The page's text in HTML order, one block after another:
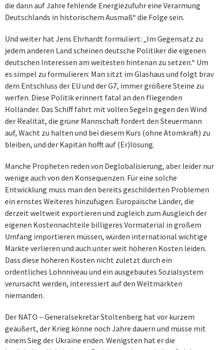
die dann auf Jahre fehlende Energiezufuhr eine Verarmung
Deutschlands in historischem Ausmaß“ die Folge sein.
Und weiter hat Jens Ehrhardt formuliert: „Im Gegensatz zu
jedem anderen Land scheinen deutsche Politiker die eigenen
deutschen Interessen am weitesten hintenan zu setzen.“ Um
es simpel zu formulieren: Man sitzt im Glashaus und folgt brav
dem Entschluss der EU und der G7, immer größere Steine zu
werfen. Diese Politik erinnert fatal an den fliegenden
Holländer. Das Schiff fährt mit vollen Segeln gegen den Wind
der Realität, die grüne Mannschaft fordert den Steuermann
auf, Wacht zu halten und bei diesem Kurs (ohne Atomkraft) zu
bleiben, und der Kapitän hofft auf (Er)lösung.
Manche Propheten reden von Deglobalisierung, aber leider nur
wenige auch von den Konsequenzen. Für eine solche
Entwicklung muss man den bereits geschilderten Problemen
ein ernstes Weiteres hinzufügen: Europäische Länder, die
derzeit weltweit exportieren und zugleich zum Ausgleich der
eigenen Kostennachteile billigeres Vormaterial in großem
Umfang importieren müssen, würden international wichtige
Märkte verlieren und auch unter weit höheren Kosten leiden.
Dass diese höheren Kosten nicht zuletzt durch ein
ordentliches Lohnniveau und ein ausgebautes Sozialsystem
verursacht werden, interessiert auf den Weltmärkten
niemanden.
Der NATO – Generalsekretär Stoltenberg hat vor kurzem
geäußert, der Krieg könne noch Jahre dauern und müsse mit
einem Sieg der Ukraine enden. Wenigsten hat er die